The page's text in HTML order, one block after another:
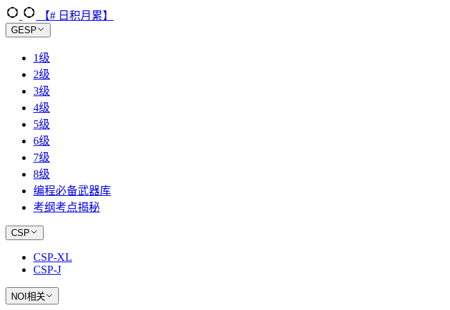
【# 日积月累】
GESP
1级
2级
3级
4级
5级
6级
7级
8级
编程必备武器库
考纲考点揭秘
CSP
CSP-XL
CSP-J
NOI相关